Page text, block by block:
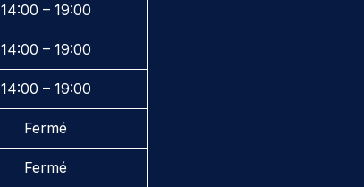
14:00 – 19:00
14:00 – 19:00
14:00 – 19:00
Fermé
Fermé